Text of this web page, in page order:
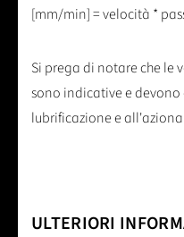
[mm/min] = velocità *
Si prega di notare che
sono indicative e
lubrificazione e
ULTERIORI